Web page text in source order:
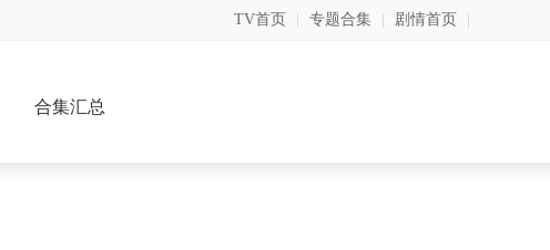
TV首页 专题合集 剧情首页
合集汇总